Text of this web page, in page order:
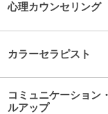
心理カウンセリング
カラーセラピスト
コミュニケーション
ルアップ